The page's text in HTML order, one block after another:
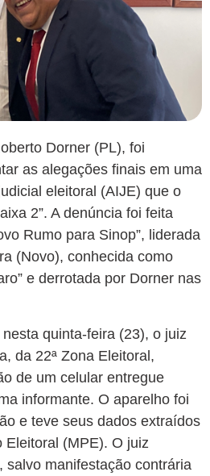
Dorner (PL), foi
as alegações finais em uma
eleitoral (AIJE) que o
2”. A denúncia foi feita
Rumo para Sinop”, liderada
(Novo), conhecida como
e derrotada por Dorner nas
quinta-feira (23), o juiz
da 22ª Zona Eleitoral,
de um celular entregue
informante. O aparelho foi
e teve seus dados extraídos
Eleitoral (MPE). O juiz
salvo manifestação contrária